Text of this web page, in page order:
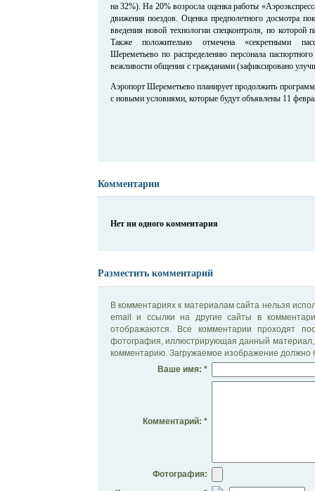
на 32%). На 20% возросла оценка работы
движения поездов. Оценка предполетного досмотра
введения новой технологии спецконтроля, по
Также положительно отмечена «секретными
Шереметьево по распределению персонала
вежливости общения с гражданами (зафиксировано
Аэропорт Шереметьево планирует продолжить
с новыми условиями, которые будут объявлены 11
Комментарии
Нет ни одного комментария
Разместить комментарий
В комментариях к материалам сайта нельзя
email и ссылки на другие сайты в
отображаются. Все комментарии проходят
фотография, иллюстрирующая данный материал,
комментарию. Загружаемое изображение должно
Ваше имя: *
Комментарий: *
Фотография: